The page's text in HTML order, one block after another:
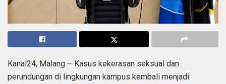
Kanal24, Malang – Kasus kekerasan seksual dan
perundungan di lingkungan kampus kembali menjadi